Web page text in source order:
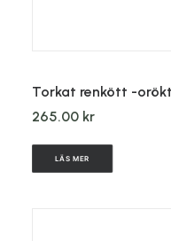
Torkat renkött -
265.00 kr
LÄS MER